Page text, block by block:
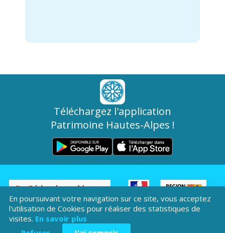
Téléchargez l'application
Patrimoine Hautes-Alpes !
Hôtel du Département
Place Saint ARnoux
En poursuivant votre navigation sur ce site, vous acceptez
l'utilisation de Cookies pour réaliser des statistiques de
visites. En savoir plus